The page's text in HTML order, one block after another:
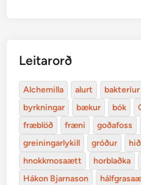
Leitarorð
Alchemilla alurt bakteríur
byrkningar
bækur bók
fræblöð
fræni goðafoss
greiningarlykill
gróður
hnokkmosaætt
horblaðka
Hákon Bjarnason